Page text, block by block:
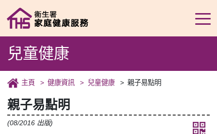
兒童健康
主頁 健康資訊 兒童健康 親子易點明
親子易點明
(08/2016 出版)